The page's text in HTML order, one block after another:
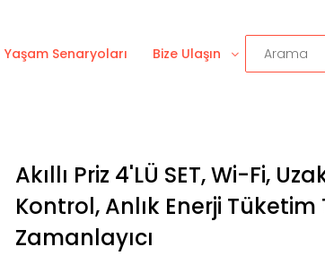
Yaşam Senaryoları Bize Ulaşın
Akıllı Priz 4'LÜ SET, Wi-Fi,
Kontrol, Anlık Enerji Tüketim
Zamanlayıcı